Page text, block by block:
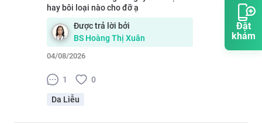
Đặt
khám
hay bôi loại nào cho đỡ ạ
Được trả lời bởi
BS Hoàng Thị Xuân
04/08/2026
1 0
Da Liễu